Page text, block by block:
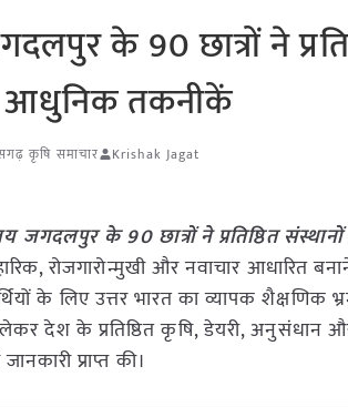
के 90 छात्रों ने
आधुनिक तकनीकें
कृषि समाचार Krishak Jagat
जगदलपुर के 90 छात्रों ने प्रतिष्ठित
रोजगारोन्मुखी और नवाचार आधारित
के लिए उत्तर भारत का व्यापक
देश के प्रतिष्ठित कृषि, डेयरी, अनुसंधान और
प्राप्त की।